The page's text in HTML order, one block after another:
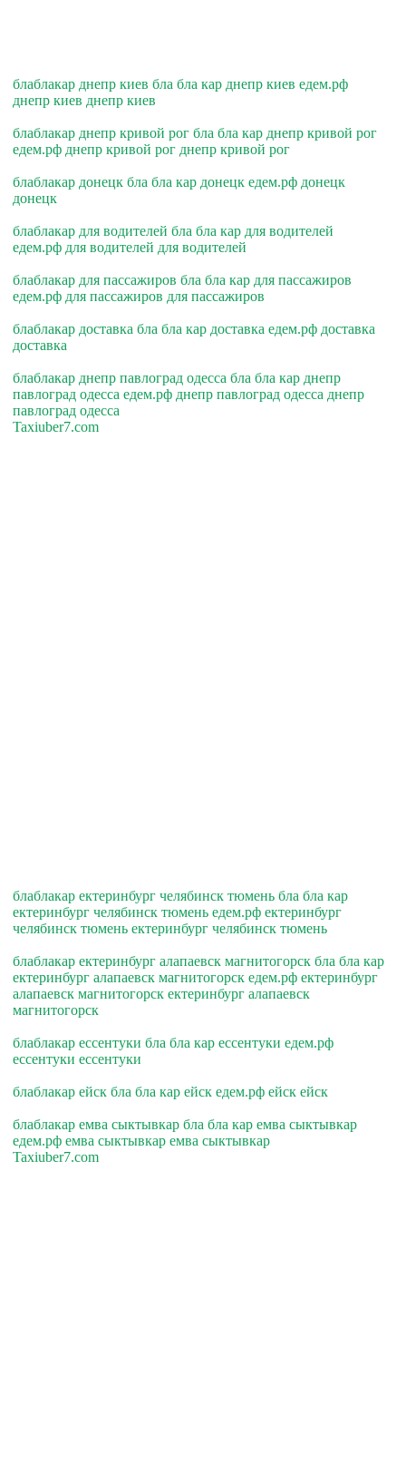
блаблакар днепр киев бла бла кар днепр киев едем.рф
днепр киев днепр киев
блаблакар днепр кривой рог бла бла кар днепр кривой рог
едем.рф днепр кривой рог днепр кривой рог
блаблакар донецк бла бла кар донецк едем.рф донецк
донецк
блаблакар для водителей бла бла кар для водителей
едем.рф для водителей для водителей
блаблакар для пассажиров бла бла кар для пассажиров
едем.рф для пассажиров для пассажиров
блаблакар доставка бла бла кар доставка едем.рф доставка
доставка
блаблакар днепр павлоград одесса бла бла кар днепр
павлоград одесса едем.рф днепр павлоград одесса днепр
павлоград одесса
Taxiuber7.com
блаблакар ектеринбург челябинск тюмень бла бла кар
ектеринбург челябинск тюмень едем.рф ектеринбург
челябинск тюмень ектеринбург челябинск тюмень
блаблакар ектеринбург алапаевск магнитогорск бла бла кар
ектеринбург алапаевск магнитогорск едем.рф ектеринбург
алапаевск магнитогорск ектеринбург алапаевск
магнитогорск
блаблакар ессентуки бла бла кар ессентуки едем.рф
ессентуки ессентуки
блаблакар ейск бла бла кар ейск едем.рф ейск ейск
блаблакар емва сыктывкар бла бла кар емва сыктывкар
едем.рф емва сыктывкар емва сыктывкар
Taxiuber7.com